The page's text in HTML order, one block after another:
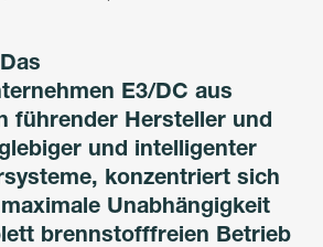
Das
E3/DC aus
führender Hersteller und
und intelligenter
konzentriert sich
Unabhängigkeit
brennstofffreien Betrieb